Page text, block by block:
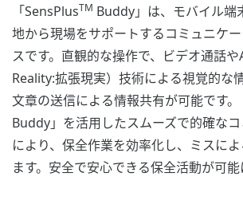
「SensPlusTM Buddy」は、モバイル端
地から現場をサポートするコミュニケ
スです。直観的な操作で、ビデオ通話
Reality:拡張現実）技術による視覚的な
文章の送信による情報共有が可能です
Buddy」を活用したスムーズで的確な
により、保全作業を効率化し、ミスに
ます。安全で安心できる保全活動が可能